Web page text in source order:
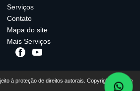
Serviços
Contato
Mapa do site
Mais Serviços
à proteção de direitos autorais. Copyright© Civiltec